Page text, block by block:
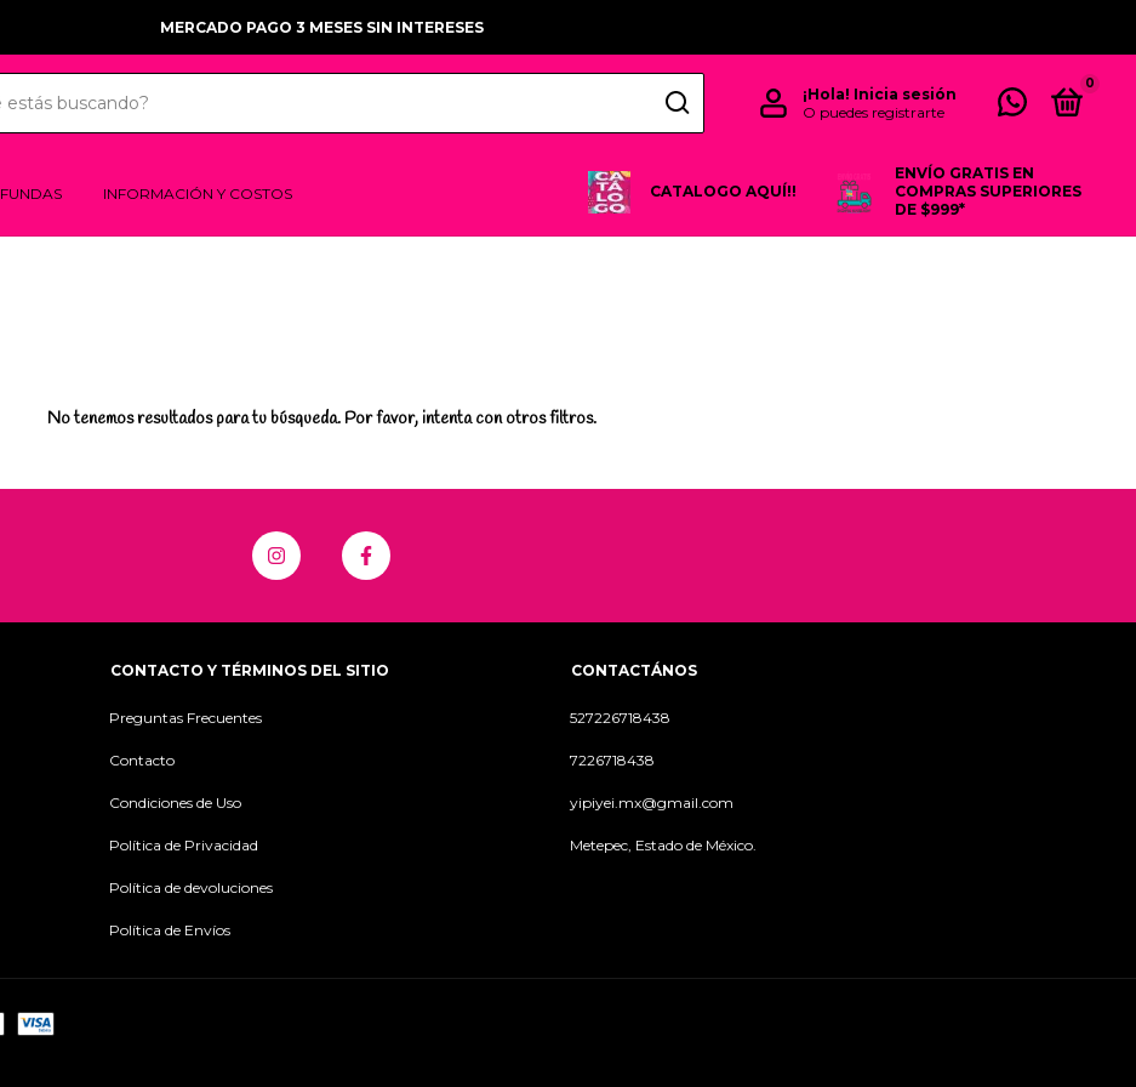
MERCADO PAGO 3 MESES SIN INTERESES
¡Hola! Inicia sesión
O puedes registrarte
0
FUNDAS INFORMACIÓN Y COSTOS CATALOGO AQUÍ!!
ENVÍO GRATIS EN
COMPRAS SUPERIORES
DE $999*
No tenemos resultados para tu búsqueda. Por favor, intenta con otros filtros.
CONTACTO Y TÉRMINOS DEL SITIO
Preguntas Frecuentes
Contacto
Condiciones de Uso
Política de Privacidad
Política de devoluciones
Política de Envíos
CONTACTÁNOS
527226718438
7226718438
yipiyei.mx@gmail.com
Metepec, Estado de México.